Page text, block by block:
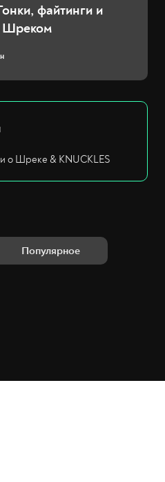
файтинги и
Шреком
о Шреке & KNUCKLES
Популярное